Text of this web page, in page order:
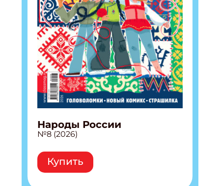
Народы России
№8 (2026)
Купить